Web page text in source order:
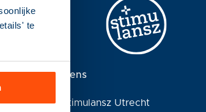
te
gegevens
Stichting Stimulansz Utrecht